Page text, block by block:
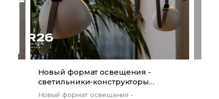
Новый формат освещения -
светильники-конструкторы
Luminous pendant belt R26
Новый формат освещения -